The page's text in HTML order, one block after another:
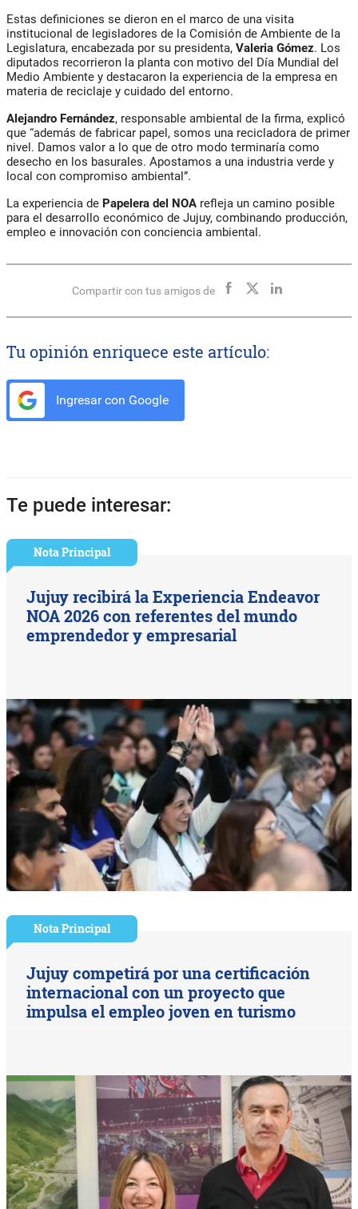
Estas definiciones se dieron en el marco de una visita
institucional de legisladores de la Comisión de Ambiente de la
Legislatura, encabezada por su presidenta, Valeria Gómez. Los
diputados recorrieron la planta con motivo del Día Mundial del
Medio Ambiente y destacaron la experiencia de la empresa en
materia de reciclaje y cuidado del entorno.
Alejandro Fernández, responsable ambiental de la firma, explicó
que “además de fabricar papel, somos una recicladora de primer
nivel. Damos valor a lo que de otro modo terminaría como
desecho en los basurales. Apostamos a una industria verde y
local con compromiso ambiental”.
La experiencia de Papelera del NOA refleja un camino posible
para el desarrollo económico de Jujuy, combinando producción,
empleo e innovación con conciencia ambiental.
Compartir con tus amigos de
Tu opinión enriquece este artículo:
Ingresar con Google
Te puede interesar:
Nota Principal
Jujuy recibirá la Experiencia Endeavor
NOA 2026 con referentes del mundo
emprendedor y empresarial
Nota Principal
Jujuy competirá por una certificación
internacional con un proyecto que
impulsa el empleo joven en turismo